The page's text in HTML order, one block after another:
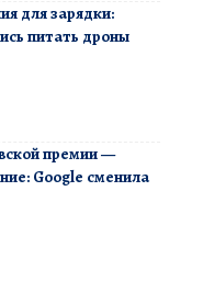
для зарядки:
питать дроны
премии —
Google сменила